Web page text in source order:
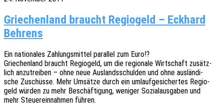
Griechenland braucht Regiogeld – Eckhard
Behrens
Ein natio­na­les Zahlungs­mit­tel paral­lel zum Euro!?
Grie­chen­land braucht Regio­geld, um die regio­na­le Wirt­schaft zusätz­
lich anzu­trei­ben – ohne neue Auslands­schul­den und ohne auslän­di­
sche Zuschüs­se. Mehr Umsät­ze durch ein umlauf­ge­si­cher­tes Regio­
geld würden zu mehr Beschäf­ti­gung, weni­ger Sozi­al­aus­ga­ben und
mehr Steu­er­ein­nah­men führen.